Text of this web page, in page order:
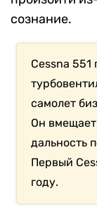
сознание.
Cessna 551
самолет
Он
дальность
Первый
году.